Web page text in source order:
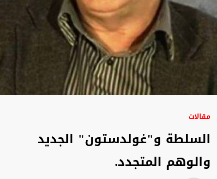
مقالات
السلطة و"غولدستون" الجديد
والوهم المتجدد.